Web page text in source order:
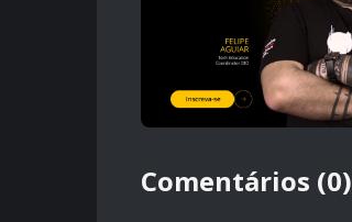
Comentários (0)